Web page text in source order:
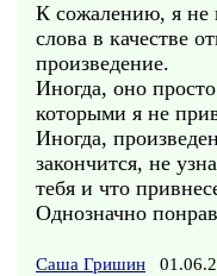
К сожалению, я не
слова в качестве
произведение.
Иногда, оно просто
которыми я не
Иногда,
закончится, не
тебя и что
Однозначно
Саша Гришин